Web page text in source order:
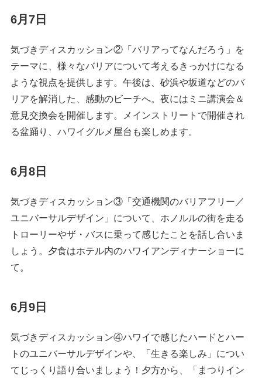
6月7日
気づきディスカッション②「バリアってなんだろう」を
テーマに、様々なバリアについて考えるきっかけになる
ような視点を提供します。午後は、砂浜や坂道などのバ
リアを解消した、感動のビーチへ。夜にはミニ講演会＆
意見交換会を開催します。メインストリートで開催され
る盆踊り、ハワイグルメ屋台も楽しめます。
6月8日
気づきディスカッション③「交通機関のバリアフリー／
ユニバーサルデザイン」について、ホノルルの街を走る
トローリーやザ・バスに乗って感じたことを話し合いま
しょう。夕食はホテル内のハワイアンディナーショーに
て。
6月9日
気づきディスカッション④ハワイで感じたハードとハー
トのユニバーサルデザインや、「生きる楽しみ」につい
てじっくり語り合いましょう！夕方から、「まつりイン